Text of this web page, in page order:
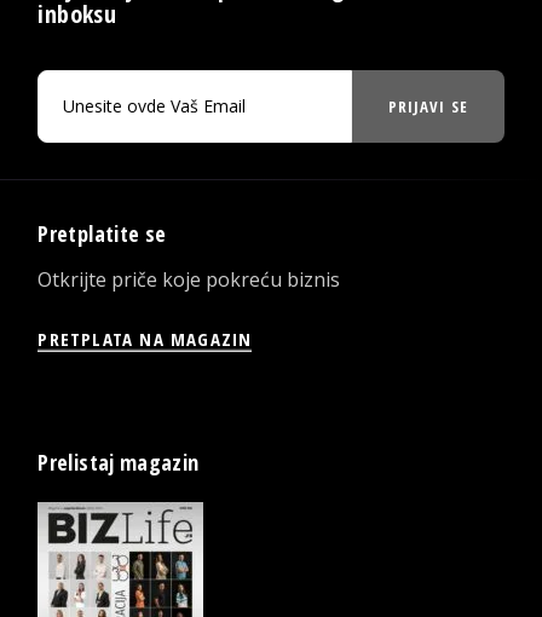
inboksu
PRIJAVI SE
Pretplatite se
Otkrijte priče koje pokreću biznis
PRETPLATA NA MAGAZIN
Prelistaj magazin